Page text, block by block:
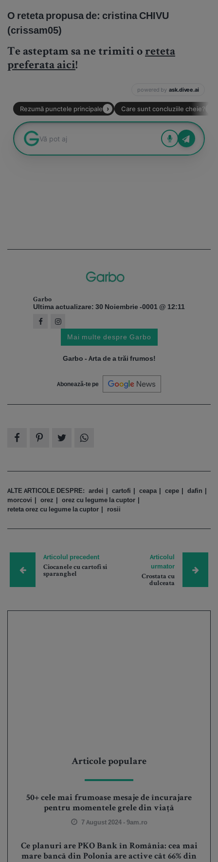
O reteta propusa de: cristina CHIVU
(crissam05)
Te asteptam sa ne trimiti o reteta
preferata aici!
Garbo
Ultima actualizare: 30 Noiembrie -0001 @ 12:11
Mai multe despre Garbo
Garbo - Arta de a trăi frumos!
Abonează-te pe
ALTE ARTICOLE DESPRE: ardei cartofi ceapa cepe
dafin
morcovi
orez
orez cu legume la cuptor
reteta orez cu legume la cuptor
rosii
Articolul precedent
Ciocanele cu cartofi si
sparanghel
Articolul
urmator
Crostata cu
dulceata
Articole populare
50+ cele mai frumoase mesaje de încurajare
pentru momentele grele din viață
7 August 2024 -9am.ro
Ce planuri are PKO Bank în România: cea mai
mare bancă din Polonia are active cât 66% din